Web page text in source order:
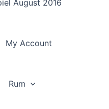
August 2016
My Account
Rum